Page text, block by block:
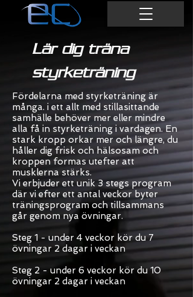
Lär dig träna
styrketräning
Fördelarna med styrketräning är
många. i ett allt med stillasittande
samhälle behöver mer eller mindre
alla få in styrketräning i vardagen. En
stark kropp orkar mer och längre, du
håller dig frisk och hälsosam och
kroppen formas utefter att
musklerna stärks.
Vi erbjuder ett unik 3 stegs program
där vi efter ett antal veckor byter
träningsprogram och tillsammans
går genom nya övningar.
Steg 1 - under 4 veckor kör du 7
övningar 2 dagar i veckan
Steg 2 - under 6 veckor kör du 10
övningar 2 dagar i veckan